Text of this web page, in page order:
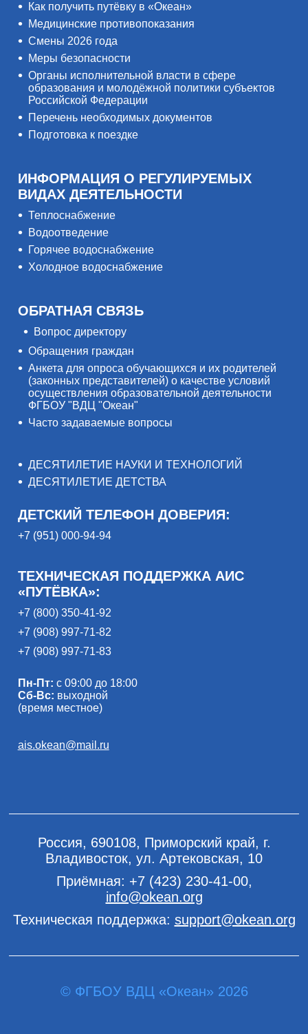
Как получить путёвку в «Океан»
Медицинские противопоказания
Смены 2026 года
Меры безопасности
Органы исполнительной власти в сфере
образования и молодёжной политики субъектов
Российской Федерации
Перечень необходимых документов
Подготовка к поездке
ИНФОРМАЦИЯ О РЕГУЛИРУЕМЫХ
ВИДАХ ДЕЯТЕЛЬНОСТИ
Теплоснабжение
Водоотведение
Горячее водоснабжение
Холодное водоснабжение
ОБРАТНАЯ СВЯЗЬ
Вопрос директору
Обращения граждан
Анкета для опроса обучающихся и их родителей
(законных представителей) о качестве условий
осуществления образовательной деятельности
ФГБОУ "ВДЦ "Океан"
Часто задаваемые вопросы
ДЕСЯТИЛЕТИЕ НАУКИ И ТЕХНОЛОГИЙ
ДЕСЯТИЛЕТИЕ ДЕТСТВА
ДЕТСКИЙ ТЕЛЕФОН ДОВЕРИЯ:
+7 (951) 000-94-94
ТЕХНИЧЕСКАЯ ПОДДЕРЖКА АИС
«ПУТЁВКА»:
+7 (800) 350-41-92
+7 (908) 997-71-82
+7 (908) 997-71-83
Пн-Пт: с 09:00 до 18:00
Сб-Вс: выходной
(время местное)
ais.okean@mail.ru
Россия, 690108, Приморский край, г.
Владивосток, ул. Артековская, 10
Приёмная: +7 (423) 230-41-00,
info@okean.org
Техническая поддержка: support@okean.org
© ФГБОУ ВДЦ «Океан» 2026